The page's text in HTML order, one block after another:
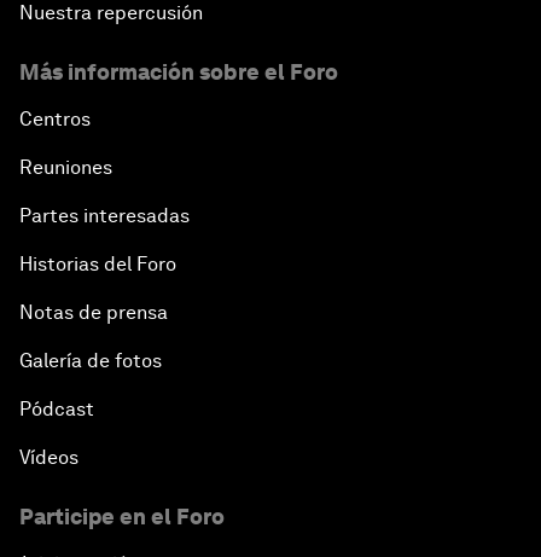
Nuestra repercusión
Más información sobre el Foro
Centros
Reuniones
Partes interesadas
Historias del Foro
Notas de prensa
Galería de fotos
Pódcast
Vídeos
Participe en el Foro